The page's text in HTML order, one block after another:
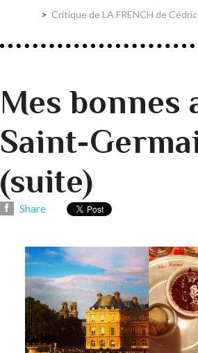
Critique de LA FRENCH de
Mes bonnes
Saint-
(suite)
Share